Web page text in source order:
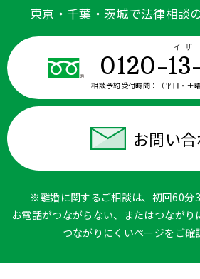
東京・千葉・茨城で法律相談
0120-
イザ
相談予約受付時間： （平日・
お問い
※離婚に関するご相談は、初回60分
お電話がつながらない、またはつながり
つながりにくいページをご確